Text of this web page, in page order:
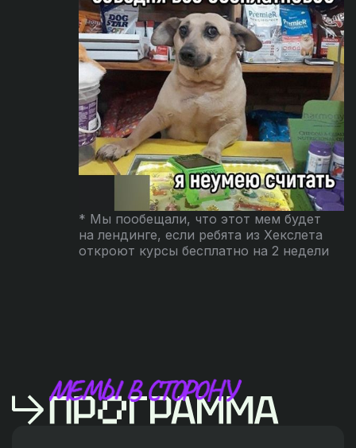
* Мы пообещали, что этот мем будет
на лендинге, если ребята из Хекслета
откроют курсы бесплатно на 2 недели